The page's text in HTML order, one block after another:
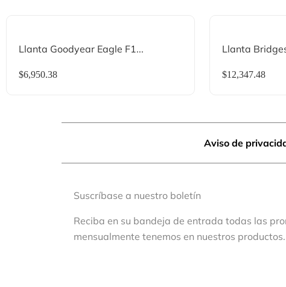
Llanta Goodyear Eagle F1...
$6,950.38
Llanta
$12,347.48
Aviso de
Suscríbase a nuestro boletín
Reciba en su bandeja de entrada todas las
mensualmente tenemos en nuestros productos.